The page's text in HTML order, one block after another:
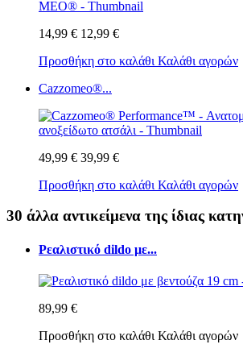
14,99 € 12,99 €
Προσθήκη στο καλάθι Καλάθι αγορών
Cazzomeo®...
49,99 € 39,99 €
Προσθήκη στο καλάθι Καλάθι αγορών
30 άλλα αντικείμενα της ίδιας
Ρεαλιστικό dildo με...
89,99 €
Προσθήκη στο καλάθι Καλάθι αγορών